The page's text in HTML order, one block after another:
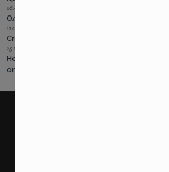
26.07.2018 г.
Олимпик са вече без лиценз
11.05.2018 г.
Спираме Олимпик
25.01.2018 г.
Нова вълна на чувствително
от следващата седмица